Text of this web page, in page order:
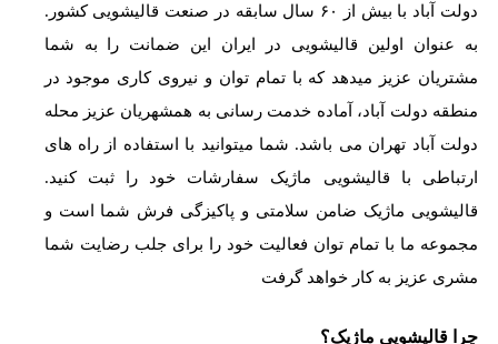
دولت آباد با بیش از ۶۰ سال سابقه در صنعت قالیشویی کشور.
به عنوان اولین قالیشویی در ایران این ضمانت را به شما
مشتریان عزیز میدهد که با تمام توان و نیروی کاری موجود در
منطقه دولت آباد، آماده خدمت رسانی به همشهریان عزیز محله
دولت آباد تهران می باشد. شما میتوانید با استفاده از راه های
ارتباطی با قالیشویی ماژیک سفارشات خود را ثبت کنید.
قالیشویی ماژیک ضامن سلامتی و پاکیزگی فرش شما است و
مجموعه ما با تمام توان فعالیت خود را برای جلب رضایت شما
مشری عزیز به کار خواهد گرفت
چرا قالیشویی ماژیک؟